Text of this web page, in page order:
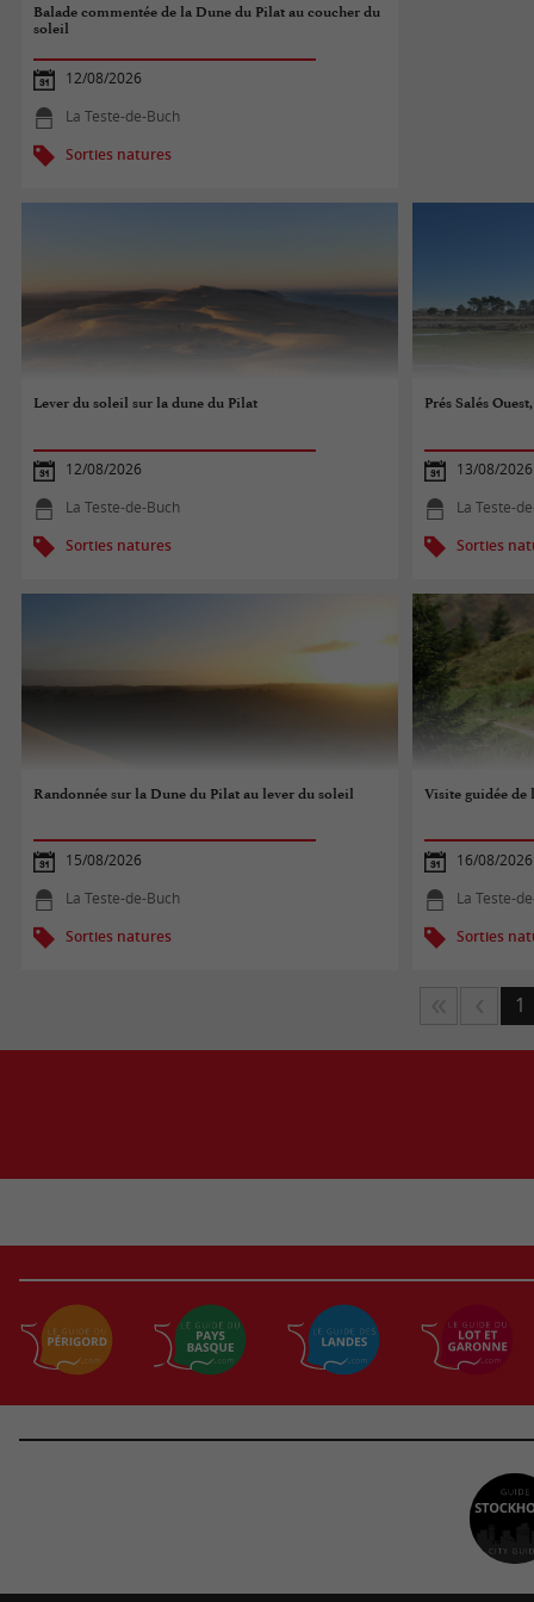
Balade commentée de la Dune du Pilat au coucher du
soleil
12/08/2026
La Teste-de-Buch
Sorties natures
Lever du soleil sur la dune du Pilat
12/08/2026
La Teste-de-Buch
Sorties natures
Prés Salés
13/08/2026
La Teste-
Sorties
Randonnée sur la Dune du Pilat au lever du soleil
15/08/2026
La Teste-de-Buch
Sorties natures
Visite guidée de
16/08/2026
La Teste-
Sorties
1